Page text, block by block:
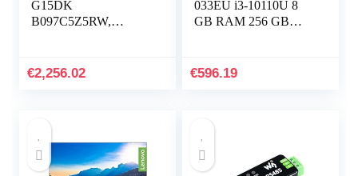
G15DK
B097C5Z5RW,
5800X, RAM 16GB
€2,256.02
033EU i3-10110U 8
GB RAM 256 GB
€596.19